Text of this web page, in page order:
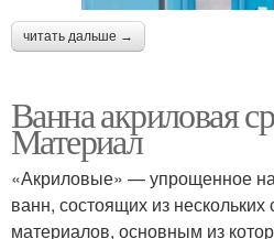
читать дальше →
Ванна акриловая
Материал
«Акриловые» — упрощенное
ванн, состоящих из
материалов, основным из